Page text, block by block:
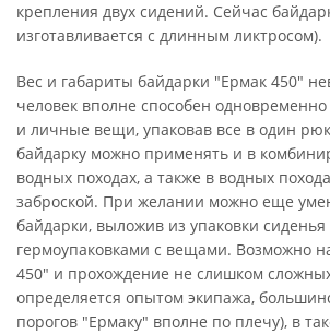
крепления двух сидений. Сейчас
изготавливается с длинным ликтросом).
Вес и габариты байдарки "Ермак 450"
человек вполне способен
и личные вещи, упаковав все в один
байдарку можно применять и в
водных походах, а также в водных
заброской. При желании можно еще
байдарки, выложив из упаковки
гермоупаковками с вещами. Возможно
450" и прохождение не слишком сложных
определяется опытом экипажа,
порогов "Ермаку" вполне по плечу), в